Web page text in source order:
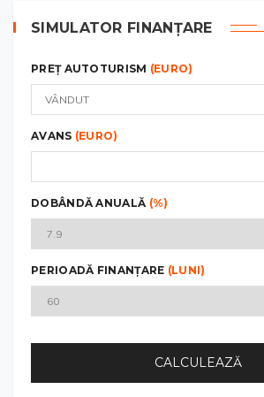
SIMULATOR FINANȚARE
PREȚ AUTOTURISM (EURO)
AVANS (EURO)
DOBÂNDĂ ANUALĂ (%)
PERIOADĂ FINANȚARE (LUNI)
CALCULEAZĂ